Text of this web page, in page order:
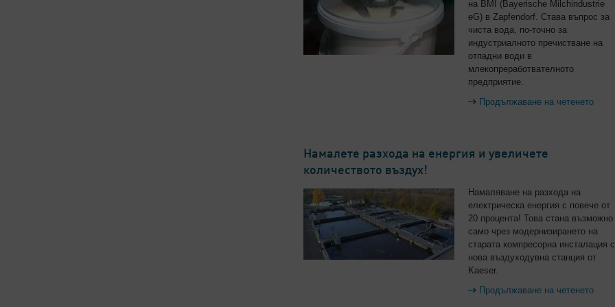
на BMI (Bayerische Milchindustrie
eG) в Zapfendorf. Става въпрос за
чиста вода, по-точно за
индустриалното пречистване на
отпадни води в
млекопреработвателното
предприятие.
Продължаване на четенето
Намалете разхода на енергия и увеличете
количеството въздух!
Намаляване на разхода на
електрическа енергия с повече от
20 процента! Това стана възможно
само чрез модернизирането на
старата компресорна инсталация с
нова въздуходувна станция от
Kaeser.
Продължаване на четенето